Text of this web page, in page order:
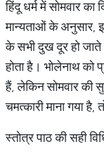
हिंदू धर्म में सोमवार का
मान्यताओं के अनुसार,
के सभी दुख दूर हो जाते
होता है। भोलेनाथ
हैं, लेकिन सोमवार की
चमत्कारी माना गया
स्तोत्र पाठ की सही